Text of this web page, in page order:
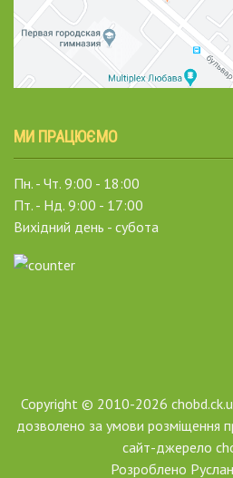
МИ ПРАЦЮЄМО
Пн. - Чт. 9:00 - 18:00
Пт. - Нд. 9:00 - 17:00
Вихідний день - субота
Copyright © 2010-2026
дозволено за умови розміщення
сайт-джерело
Розроблено